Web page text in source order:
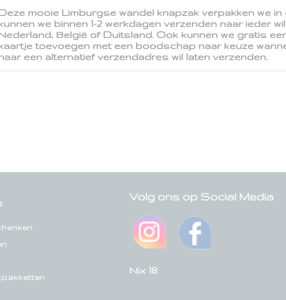
mooie Limburgse wandel knapzak verpakken we
we binnen 1-2 werkdagen verzenden naar ieder
België of Duitsland. Ook kunnen we gratis
toevoegen met een boodschap naar keuze
een alternatief verzendadres wil laten verzenden.
Volg ons op Social Media
Nix 18